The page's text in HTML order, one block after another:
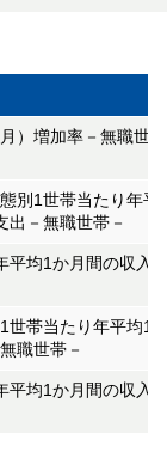
）増加率－無職世帯
別1世帯当たり年平
出－無職世帯－
平均1か月間の収入
世帯当たり年平均1
職世帯－
平均1か月間の収入